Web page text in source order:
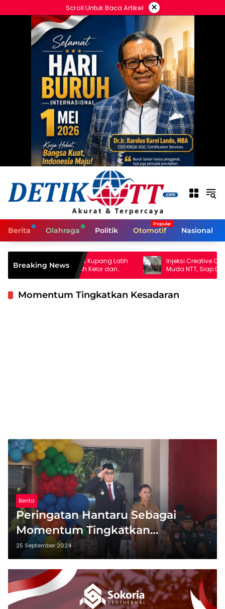
ke
Scroll Untuk Baca Artikel ×
Berita Olahraga Politik Otomotif Nasional
Breaking News
Kemenkes Kupang Latih
Air Olah Kelor dan
Bernilai Ekonomi
Injeksi Creative Center Cetak
Muda NTT, Siap Dampingi Jus
Hijau hingga Berdaya Saing
Momentum Tingkatkan Kesadaran
Berita
Peringatan Hantaru Sebagai
Momentum Tingkatkan
Kesadaran Pengelolaan ATR yang
Adil dan Berkelanjutan
25 September 2024